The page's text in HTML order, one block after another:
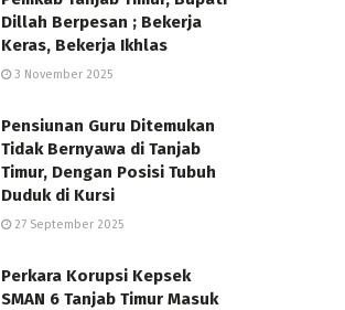
Dillah Berpesan ; Bekerja
Keras, Bekerja Ikhlas
3 November 2025
Pensiunan Guru Ditemukan
Tidak Bernyawa di Tanjab
Timur, Dengan Posisi Tubuh
Duduk di Kursi
27 September 2025
Perkara Korupsi Kepsek
SMAN 6 Tanjab Timur Masuk